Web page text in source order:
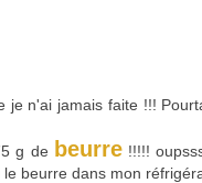
je n'ai jamais faite !!!
g de
beurre!!!!!
beurre dans mon